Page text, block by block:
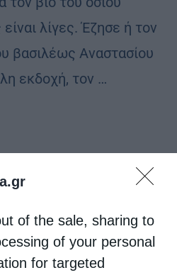
of the sale, sharing to
of your personal
for targeted
λίγες. Έζησε ή τον
βασιλέως Αναστασίου
εκδοχή, τον …